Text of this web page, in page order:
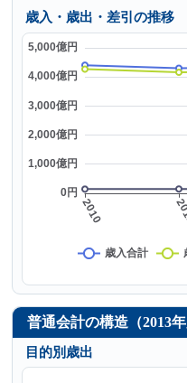
歳入・歳出・差引の推移
普通会計の構造（2013年
目的別歳出